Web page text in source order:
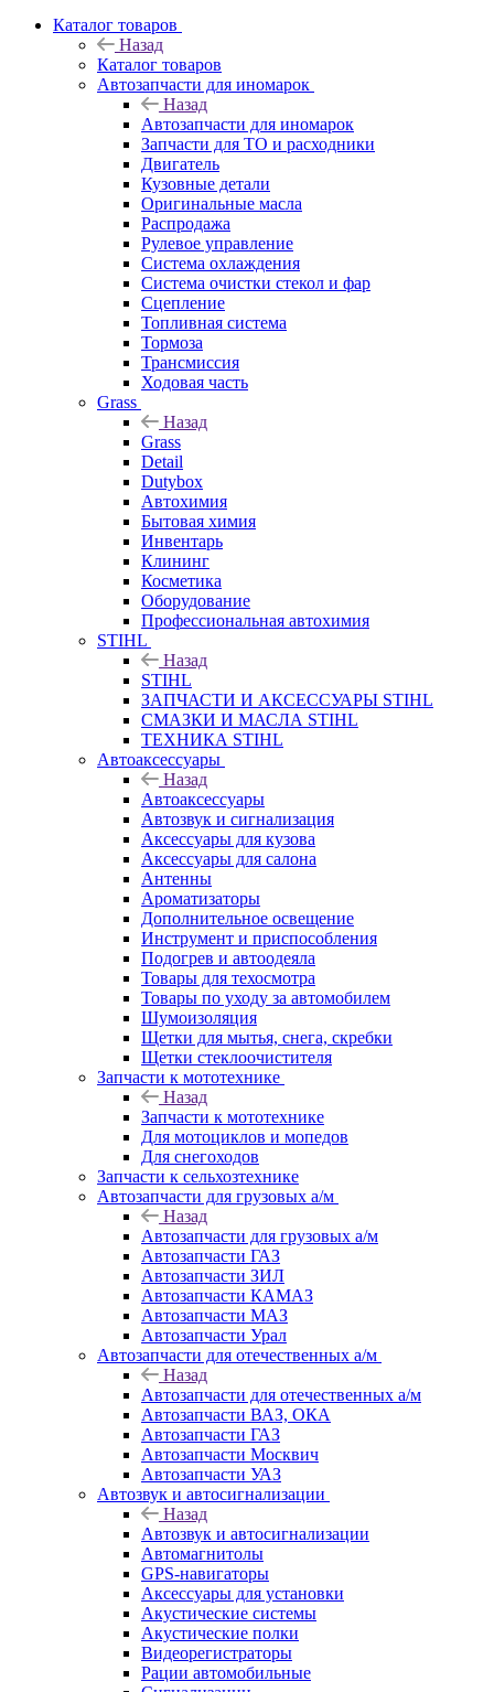
Каталог товаров
Назад
Каталог товаров
Автозапчасти для иномарок
Назад
Автозапчасти для иномарок
Запчасти для ТО и расходники
Двигатель
Кузовные детали
Оригинальные масла
Распродажа
Рулевое управление
Система охлаждения
Система очистки стекол и фар
Сцепление
Топливная система
Тормоза
Трансмиссия
Ходовая часть
Grass
Назад
Grass
Detail
Dutybox
Автохимия
Бытовая химия
Инвентарь
Клининг
Косметика
Оборудование
Профессиональная автохимия
STIHL
Назад
STIHL
ЗАПЧАСТИ И АКСЕССУАРЫ STIHL
СМАЗКИ И МАСЛА STIHL
ТЕХНИКА STIHL
Автоаксессуары
Назад
Автоаксессуары
Автозвук и сигнализация
Аксессуары для кузова
Аксессуары для салона
Антенны
Ароматизаторы
Дополнительное освещение
Инструмент и приспособления
Подогрев и автоодеяла
Товары для техосмотра
Товары по уходу за автомобилем
Шумоизоляция
Щетки для мытья, снега, скребки
Щетки стеклоочистителя
Запчасти к мототехнике
Назад
Запчасти к мототехнике
Для мотоциклов и мопедов
Для снегоходов
Запчасти к сельхозтехнике
Автозапчасти для грузовых а/м
Назад
Автозапчасти для грузовых а/м
Автозапчасти ГАЗ
Автозапчасти ЗИЛ
Автозапчасти КАМАЗ
Автозапчасти МАЗ
Автозапчасти Урал
Автозапчасти для отечественных а/м
Назад
Автозапчасти для отечественных а/м
Автозапчасти ВАЗ, ОКА
Автозапчасти ГАЗ
Автозапчасти Москвич
Автозапчасти УАЗ
Автозвук и автосигнализации
Назад
Автозвук и автосигнализации
Автомагнитолы
GPS-навигаторы
Аксессуары для установки
Акустические системы
Акустические полки
Видеорегистраторы
Рации автомобильные